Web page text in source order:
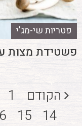
פטריות שי-מג'י
פשטידת מצות
הקודם 1
14
15